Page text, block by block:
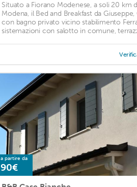
Situato a Fiorano Modenese, a soli 20 km
Modena, il Bed and Breakfast da Giuseppe,
con bagno privato vicino stabilimento
sistemazioni con salotto in comune,
a partire da
90€